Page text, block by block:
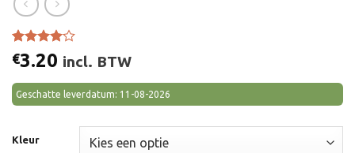
Gewaardeerd
4.00op
5
gebaseerd
op
1
klant
€3.20 incl. BTW
Geschatte leverdatum: 11-08-2026
Kleur